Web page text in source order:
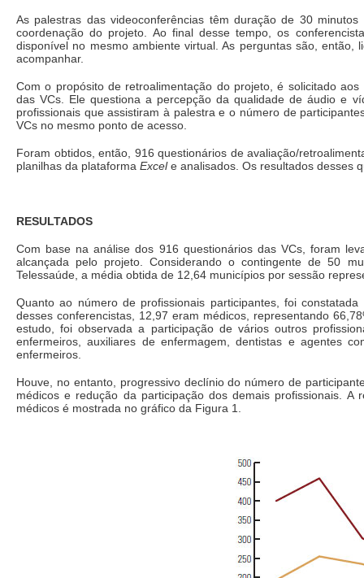
As palestras das videoconferências têm duração de 30
coordenação do projeto. Ao final desse tempo, os
disponível no mesmo ambiente virtual. As perguntas são,
acompanhar.
Com o propósito de retroalimentação do projeto, é solicitado
das VCs. Ele questiona a percepção da qualidade de áudio e
profissionais que assistiram à palestra e o número de
VCs no mesmo ponto de acesso.
Foram obtidos, então, 916 questionários de avaliação/
planilhas da plataforma Excele analisados. Os resultados desses
RESULTADOS
Com base na análise dos 916 questionários das VCs, foram
alcançada pelo projeto. Considerando o contingente de 50
Telessaúde, a média obtida de 12,64 municípios por sessão
Quanto ao número de profissionais participantes, foi
desses conferencistas, 12,97 eram médicos, representando
estudo, foi observada a participação de vários outros
enfermeiros, auxiliares de enfermagem, dentistas e agentes
enfermeiros.
Houve, no entanto, progressivo declínio do número de
médicos e redução da participação dos demais profissionais.
médicos é mostrada no gráfico da Figura 1.